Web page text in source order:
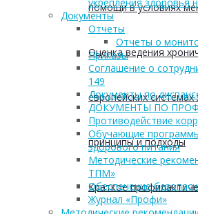
помощи в условиях
Оценка ведения
европейских
принципы и подходы
Краткое
Документы
Отчеты
Отчеты о
Приказы
Соглашение о
149
Документы по
ДОКУМЕНТЫ ПО
Противодействие
Обучающие
здорового питания
Методические
ТПМ»
Обеспечение
Журнал «Профи»